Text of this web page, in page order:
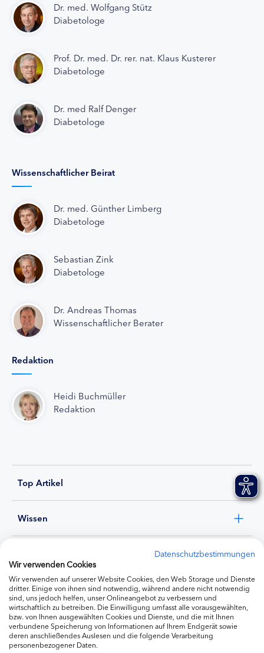
Dr. med. Wolfgang Stütz
Diabetologe
Prof. Dr. med. Dr. rer. nat. Klaus Kusterer
Diabetologe
Dr. med Ralf Denger
Diabetologe
Wissenschaftlicher Beirat
Dr. med. Günther Limberg
Diabetologe
Sebastian Zink
Diabetologe
Dr. Andreas Thomas
Wissenschaftlicher Berater
Redaktion
Heidi Buchmüller
Redaktion
Top Artikel
Wissen
Ernährung
Produkte
Datenschutzbestimmungen
Wir verwenden Cookies
Wir verwenden auf unserer Website Cookies, den Web Storage und Dienste
dritter. Einige von ihnen sind notwendig, während andere nicht notwendig
sind, uns jedoch helfen, unser Onlineangebot zu verbessern und
wirtschaftlich zu betreiben. Die Einwilligung umfasst alle vorausgewählten,
bzw. von Ihnen ausgewählten Cookies und Dienste, und die mit Ihnen
verbundene Speicherung von Informationen auf Ihrem Endgerät sowie
deren anschließendes Auslesen und die folgende Verarbeitung
personenbezogener Daten.